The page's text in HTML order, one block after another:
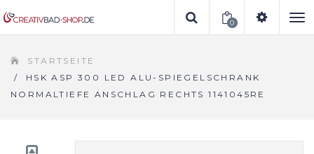
0
STARTSEITE
/
HSK ASP 300 LED ALU-SPIEGELSCHRANK
NORMALTIEFE ANSCHLAG RECHTS 1141045RE